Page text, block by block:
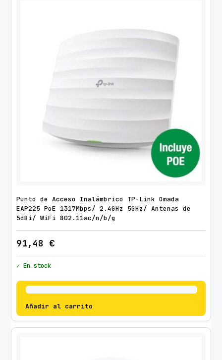
Punto de Acceso Inalámbrico TP-Link Omada
EAP225 PoE 1317Mbps/ 2.4GHz 5GHz/ Antenas de
5dBi/ WiFi 802.11ac/n/b/g
91,48 €
✓ En stock
Añadir al carrito